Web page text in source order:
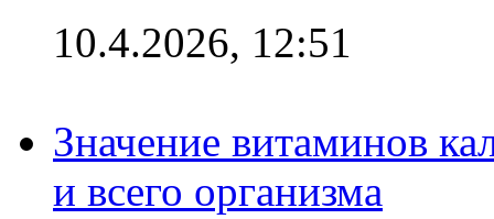
10.4.2026, 12:51
Значение витаминов
и всего организма